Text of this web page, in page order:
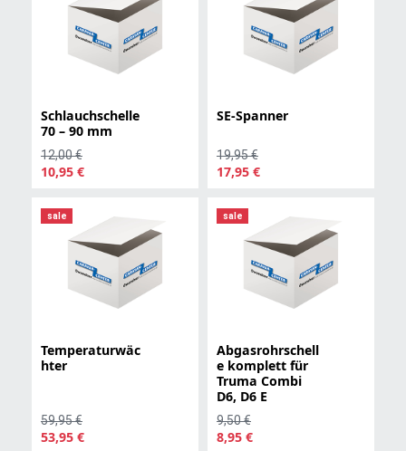
Schlauchschelle
70 – 90 mm
12,00 €
10,95 €
SE-Spanner
19,95 €
17,95 €
sale
Temperaturwäc
hter
59,95 €
53,95 €
sale
Abgasrohrschell
e komplett für
Truma Combi
D6, D6 E
9,50 €
8,95 €